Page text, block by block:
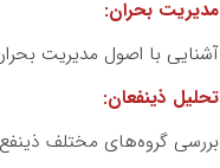
مدیریت بحران:
آشنایی با اصول مدیریت
تحلیل ذینفعان:
بررسی گروه‌های مختلف ذینفع